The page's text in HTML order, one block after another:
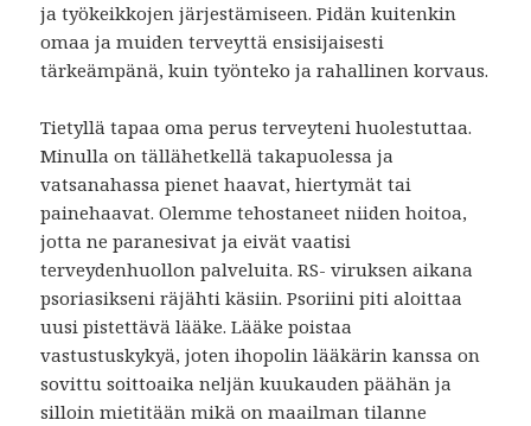
ja työkeikkojen järjestämiseen. Pidän kuitenkin
omaa ja muiden terveyttä ensisijaisesti
tärkeämpänä, kuin työnteko ja rahallinen korvaus.
Tietyllä tapaa oma perus terveyteni huolestuttaa.
Minulla on tällähetkellä takapuolessa ja
vatsanahassa pienet haavat, hiertymät tai
painehaavat. Olemme tehostaneet niiden hoitoa,
jotta ne paranesivat ja eivät vaatisi
terveydenhuollon palveluita. RS- viruksen aikana
psoriasikseni räjähti käsiin. Psoriini piti aloittaa
uusi pistettävä lääke. Lääke poistaa
vastustuskykyä, joten ihopolin lääkärin kanssa on
sovittu soittoaika neljän kuukauden päähän ja
silloin mietitään mikä on maailman tilanne